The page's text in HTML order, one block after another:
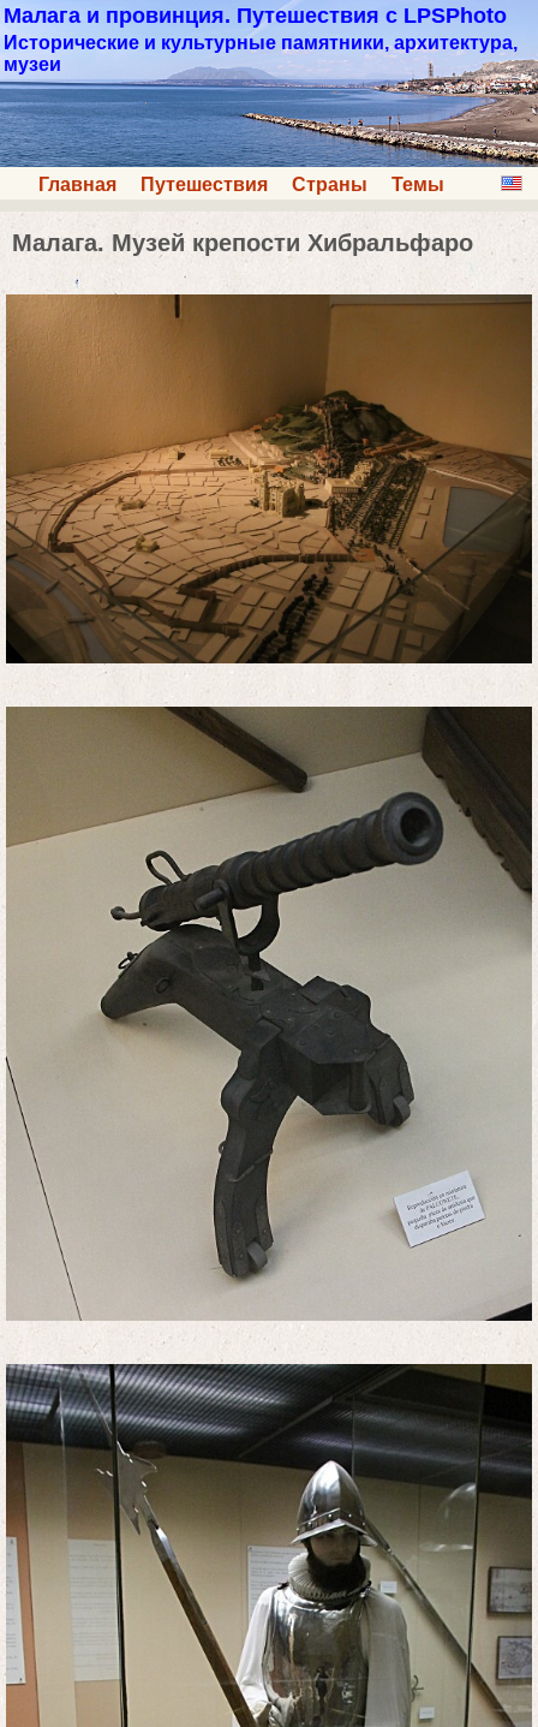
Малага и провинция. Путешествия с LPSPhoto
Исторические и культурные памятники, архитектура,
музеи
Главная Путешествия Страны Темы
Малага. Музей крепости Хибральфарo